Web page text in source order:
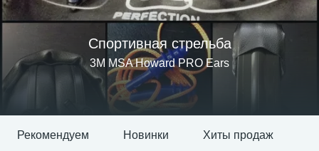
Спортивная стрельба
3M MSA Howard PRO Ears
Рекомендуем Новинки Хиты продаж